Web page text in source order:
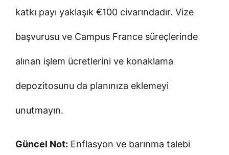
katkı payı yaklaşık €100 civarındadır. Vize
başvurusu ve Campus France süreçlerinde
alınan işlem ücretlerini ve konaklama
depozitosunu da planınıza eklemeyi
unutmayın.
Güncel Not: Enflasyon ve barınma talebi